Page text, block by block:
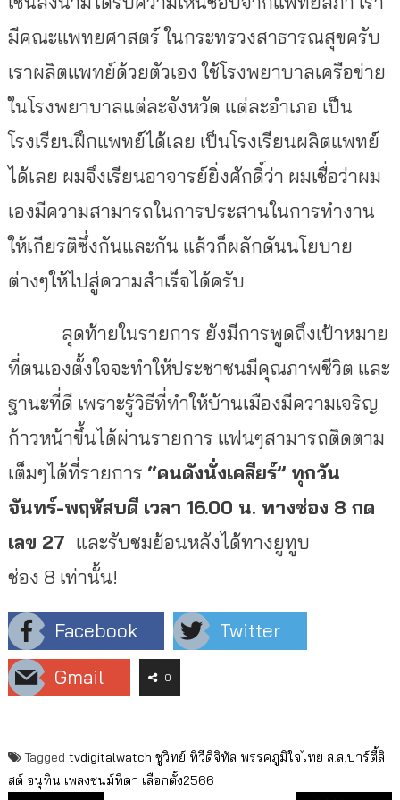
มีคณะแพทยศาสตร์ ในกระทรวงสาธารณสุขครับ
เราผลิตแพทย์ด้วยตัวเอง ใช้โรงพยาบาลเครือข่าย
ในโรงพยาบาลแต่ละจังหวัด แต่ละอำเภอ เป็น
โรงเรียนฝึกแพทย์ได้เลย เป็นโรงเรียนผลิตแพทย์
ได้เลย ผมจึงเรียนอาจารย์ยิ่งศักดิ์ว่า ผมเชื่อว่าผม
เองมีความสามารถในการประสานในการทำงาน
ให้เกียรติซึ่งกันและกัน แล้วก็ผลักดันนโยบาย
ต่างๆให้ไปสู่ความสำเร็จได้ครับ
สุดท้ายในรายการ ยังมีการพูดถึงเป้าหมาย
ที่ตนเองตั้งใจจะทำให้ประชาชนมีคุณภาพชีวิต และ
ฐานะที่ดี เพราะรู้วิธีที่ทำให้บ้านเมืองมีความเจริญ
ก้าวหน้าขึ้นได้ผ่านรายการ แฟนๆสามารถติดตาม
เต็มๆได้ที่รายการ “คนดังนั่งเคลียร์” ทุกวัน
จันทร์-พฤหัสบดี เวลา 16.00 น. ทางช่อง 8 กด
เลข 27 และรับชมย้อนหลังได้ทางยูทูบ
ช่อง 8 เท่านั้น!
Facebook
Twitter
Gmail
0
Tagged tvdigitalwatch ชูวิทย์ ทีวีดิจิทัล พรรคภูมิใจไทย ส.ส.ปาร์ตี้ลิ
สต์ อนุทิน เพลงชนม์ทิดา เลือกตั้ง2566